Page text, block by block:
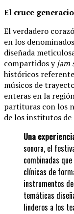
El cruce
El verdadero
en los
diseñada
compartidos yjam
históricos
músicos de
enteras en la
partituras con los
de los institutos de
Una
sonora, el
combinadas
clínicas de
instrumentos
temáticas
linderos a los